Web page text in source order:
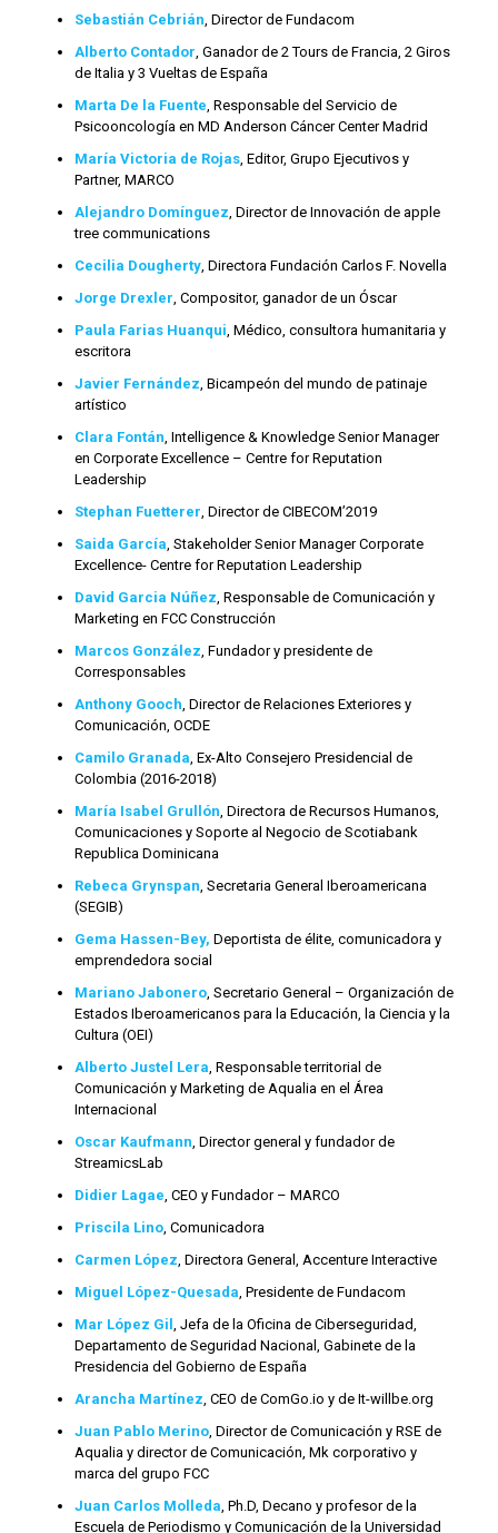
Sebastián Cebrián, Director de Fundacom
Alberto Contador, Ganador de 2 Tours de Francia, 2 Giros
de Italia y 3 Vueltas de España
Marta De la Fuente, Responsable del Servicio de
Psicooncología en MD Anderson Cáncer Center Madrid
María Victoria de Rojas, Editor, Grupo Ejecutivos y
Partner, MARCO
Alejandro Domínguez, Director de Innovación de apple
tree communications
Cecilia Dougherty, Directora Fundación Carlos F. Novella
Jorge Drexler, Compositor, ganador de un Óscar
Paula Farias Huanqui, Médico, consultora humanitaria y
escritora
Javier Fernández, Bicampeón del mundo de patinaje
artístico
Clara Fontán, Intelligence & Knowledge Senior Manager
en Corporate Excellence – Centre for Reputation
Leadership
Stephan Fuetterer, Director de CIBECOM’2019
Saida García, Stakeholder Senior Manager Corporate
Excellence- Centre for Reputation Leadership
David Garcia Núñez, Responsable de Comunicación y
Marketing en FCC Construcción
Marcos González, Fundador y presidente de
Corresponsables
Anthony Gooch, Director de Relaciones Exteriores y
Comunicación, OCDE
Camilo Granada, Ex-Alto Consejero Presidencial de
Colombia (2016-2018)
María Isabel Grullón, Directora de Recursos Humanos,
Comunicaciones y Soporte al Negocio de Scotiabank
Republica Dominicana
Rebeca Grynspan, Secretaria General Iberoamericana
(SEGIB)
Gema Hassen-Bey, Deportista de élite, comunicadora y
emprendedora social
Mariano Jabonero, Secretario General – Organización de
Estados Iberoamericanos para la Educación, la Ciencia y la
Cultura (OEI)
Alberto Justel Lera, Responsable territorial de
Comunicación y Marketing de Aqualia en el Área
Internacional
Oscar Kaufmann, Director general y fundador de
StreamicsLab
Didier Lagae, CEO y Fundador – MARCO
Priscila Lino, Comunicadora
Carmen López, Directora General, Accenture Interactive
Miguel López-Quesada, Presidente de Fundacom
Mar López Gil , Jefa de la Oficina de Ciberseguridad,
Departamento de Seguridad Nacional, Gabinete de la
Presidencia del Gobierno de España
Arancha Martínez, CEO de ComGo.io y de It-willbe.org
Juan Pablo Merino, Director de Comunicación y RSE de
Aqualia y director de Comunicación, Mk corporativo y
marca del grupo FCC
Juan Carlos Molleda, Ph.D, Decano y profesor de la
Escuela de Periodismo y Comunicación de la Universidad